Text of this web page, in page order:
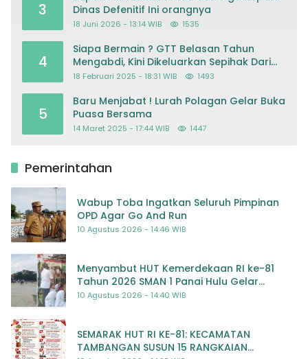
3
Dinas Defenitif Ini orangnya
18 Juni 2026 - 13:14 WIB 1535
4
Siapa Bermain ? GTT Belasan Tahun
Mengabdi, Kini Dikeluarkan Sepihak Dari
Dapodik
18 Februari 2025 - 18:31 WIB 1493
5
Baru Menjabat ! Lurah Polagan Gelar Buka
Puasa Bersama
14 Maret 2025 - 17:44 WIB 1447
Pemerintahan
Wabup Toba Ingatkan Seluruh Pimpinan
OPD Agar Go And Run
10 Agustus 2026 - 14:46 WIB
Menyambut HUT Kemerdekaan RI ke-81
Tahun 2026 SMAN 1 Panai Hulu Gelar
Beragam Lomba Meriah
10 Agustus 2026 - 14:40 WIB
SEMARAK HUT RI KE-81: KECAMATAN
TAMBANGAN SUSUN 15 RANGKAIAN